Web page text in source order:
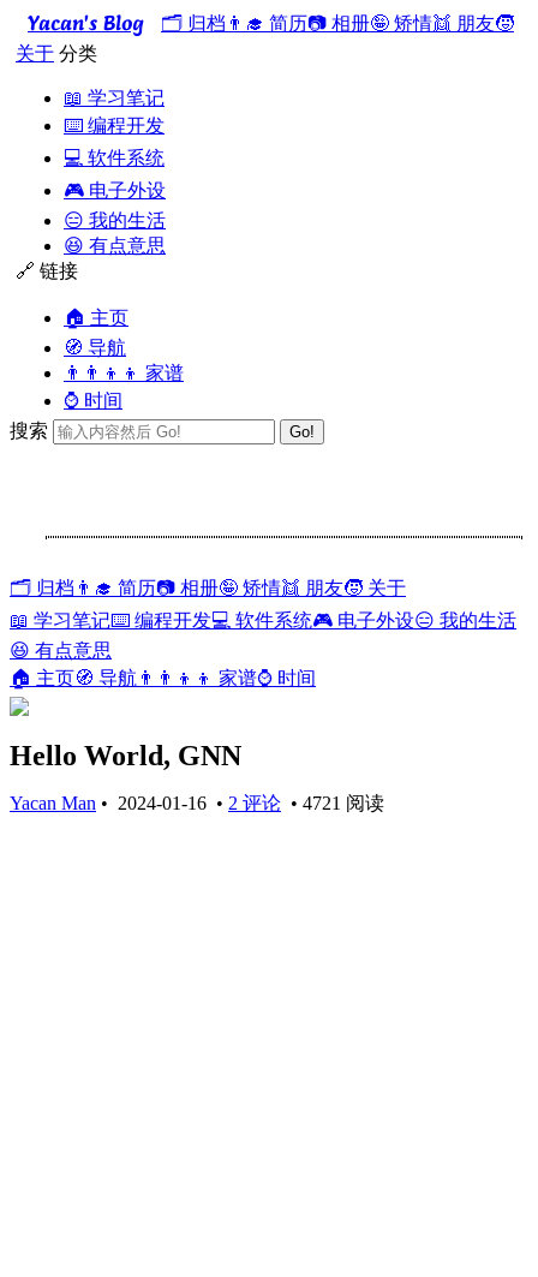
Yacan's Blog 🗂️ 归档 👨‍🎓 简历📷 相册🤪 矫情👯 朋友🧒
关于 分类
📖 学习笔记
⌨️ 编程开发
💻 软件系统
🎮 电子外设
😑 我的生活
😆 有点意思
🔗 链接
🏠 主页
🧭 导航
👨‍👨‍👦‍👦 家谱
⌚ 时间
搜索
Go!
🗂️ 归档 👨‍🎓 简历📷 相册🤪 矫情👯 朋友🧒 关于
📖 学习笔记⌨️ 编程开发💻 软件系统🎮 电子外设😑 我的生活
😆 有点意思
🏠 主页🧭 导航 👨‍👨‍👦‍👦 家谱⌚ 时间
Hello World, GNN
Yacan Man • 2024-01-16 • 2 评论 • 4721 阅读